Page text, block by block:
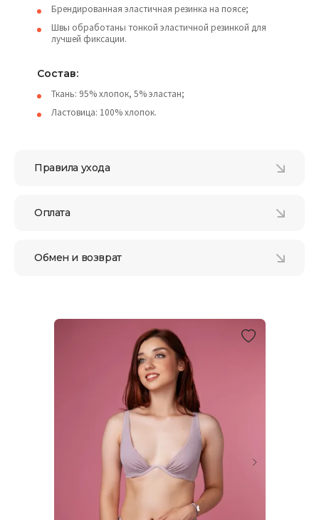
Брендированная эластичная резинка на поясе;
Швы обработаны тонкой эластичной резинкой для
лучшей фиксации.
Состав:
Ткань: 95% хлопок, 5% эластан;
Ластовица: 100% хлопок.
Правила ухода
Оплата
Обмен и возврат